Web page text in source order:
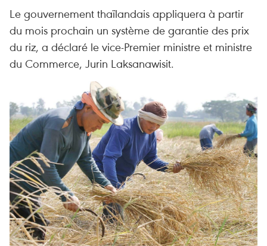
Le gouvernement thaïlandais appliquera à partir
du mois prochain un système de garantie des prix
du riz, a déclaré le vice-Premier ministre et ministre
du Commerce, Jurin Laksanawisit.